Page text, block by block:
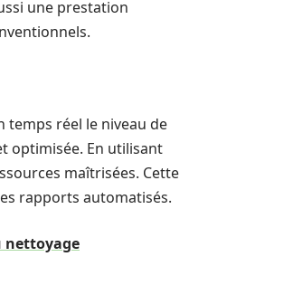
une prestation
temps réel le niveau de
optimisée. En utilisant
maîtrisées. Cette
rapports automatisés.
nettoyage